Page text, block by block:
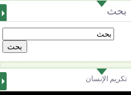
بحث
تكريم الإنسان